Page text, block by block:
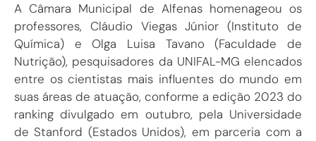
A Câmara Municipal de Alfenas homenageou os
professores, Cláudio Viegas Júnior (Instituto de
Química) e Olga Luisa Tavano (Faculdade de
Nutrição), pesquisadores da UNIFAL-MG elencados
entre os cientistas mais influentes do mundo em
suas áreas de atuação, conforme a edição 2023 do
ranking divulgado em outubro, pela Universidade
de Stanford (Estados Unidos), em parceria com a